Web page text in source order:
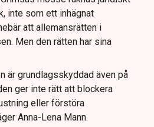
inte som ett inhägnat
att allemansrätten i
Men den rätten har sina
är grundlagsskyddad även på
ger inte rätt att blockera
eller förstöra
Anna-Lena Mann.